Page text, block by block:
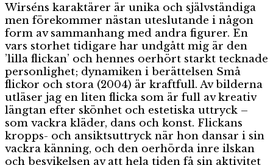
Wirséns karaktärer är unika och självständiga
men förekommer nästan uteslutande i någon
form av sammanhang med andra figurer. En
vars storhet tidigare har undgått mig är den
’lilla flickan’ och hennes oerhört starkt tecknade
personlighet; dynamiken i berättelsen Små
flickor och stora (2004) är kraftfull. Av bilderna
utläser jag en liten flicka som är full av kreativ
längtan efter skönhet och estetiska uttryck –
som vackra kläder, dans och konst. Flickans
kropps- och ansiktsuttryck när hon dansar i sin
vackra känning, och den oerhörda inre ilskan
och besvikelsen av att hela tiden få sin aktivitet